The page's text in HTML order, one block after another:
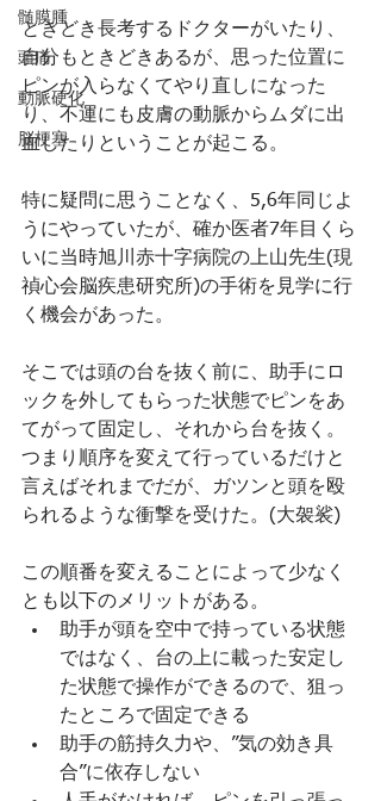
髄膜腫
頭痛
動脈硬化
脳梗塞
ときどき長考するドクターがいたり、
自分もときどきあるが、思った位置に
ピンが入らなくてやり直しになった
り、不運にも皮膚の動脈からムダに出
血したりということが起こる。
特に疑問に思うことなく、5,6年同じよ
うにやっていたが、確か医者7年目くら
いに当時旭川赤十字病院の上山先生(現
禎心会脳疾患研究所)の手術を見学に行
く機会があった。
そこでは頭の台を抜く前に、助手にロ
ックを外してもらった状態でピンをあ
てがって固定し、それから台を抜く。
つまり順序を変えて行っているだけと
言えばそれまでだが、ガツンと頭を殴
られるような衝撃を受けた。(大袈裟)
この順番を変えることによって少なく
とも以下のメリットがある。
助手が頭を空中で持っている状態
ではなく、台の上に載った安定し
た状態で操作ができるので、狙っ
たところで固定できる
助手の筋持久力や、”気の効き具
合”に依存しない